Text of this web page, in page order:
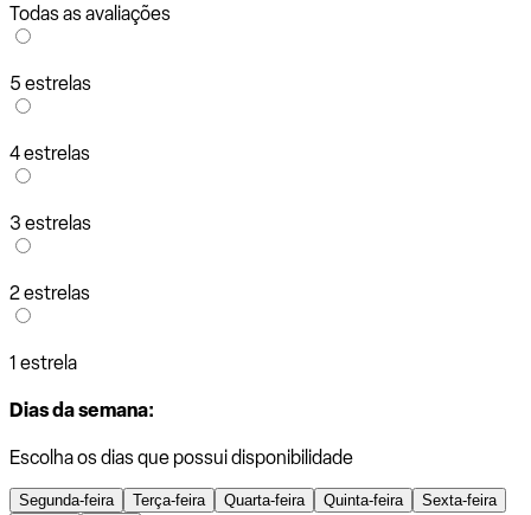
Todas as avaliações
5 estrelas
4 estrelas
3 estrelas
2 estrelas
1 estrela
Dias da semana:
Escolha os dias que possui disponibilidade
Segunda-feira Terça-feira Quarta-feira Quinta-feira
Sexta-feira